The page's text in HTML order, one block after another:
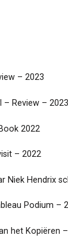
– 2023
– Review – 2023
2022
– 2022
Niek Hendrix
Podium –
het Kopiëren